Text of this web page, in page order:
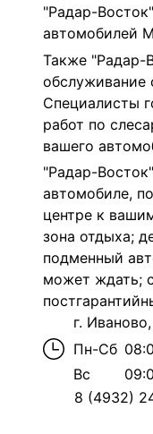
"Радар-
автомобилей
Также "Радар-
обслуживание
Специалисты
работ по
вашего
"Радар-
автомобиле,
центре к
зона отдыха;
подменный
может ждать;
г.
Пн-Сб
Вс
8 (4932)